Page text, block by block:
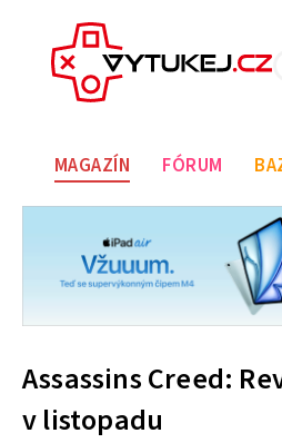
MAGAZÍN FÓRUM
Assassins Creed:
v listopadu